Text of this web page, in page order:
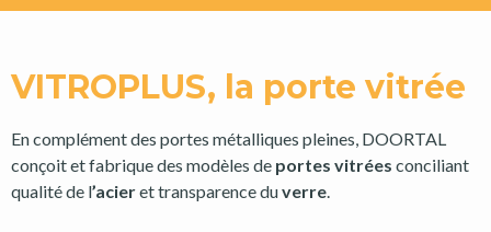
VITROPLUS, la porte vitrée
En complément des portes métalliques pleines, DOORTAL
conçoit et fabrique des modèles de portes vitrées conciliant
qualité de l’acieret transparence duverre.